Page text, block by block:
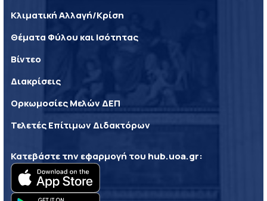
Κλιματική Αλλαγή/Κρίση
Θέματα Φύλου και Ισότητας
Βίντεο
Διακρίσεις
Ορκωμοσίες Μελών ΔΕΠ
Τελετές Επίτιμων Διδακτόρων
Κατεβάστε την εφαρμογή του hub.uoa.gr: